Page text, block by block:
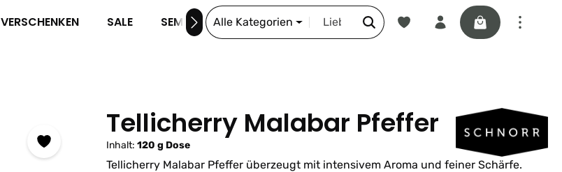
VERSCHENKEN SALE SEMINARE DIE SCHNORR-STORY
Alle Kategorien
Du hast 0 Produkte auf dem
Warenkorb
Tellicherry Malabar Pfeffer
Inhalt: 120 g Dose
Tellicherry Malabar Pfeffer überzeugt mit intensivem Aroma und feiner Schärfe.